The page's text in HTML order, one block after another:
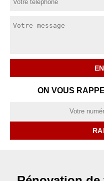
ON VOUS